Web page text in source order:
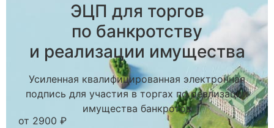
ЭЦП для торгов
по банкротству
и реализации имущества
Усиленная квалифицированная электронная
подпись для участия в торгах по реализации
имущества банкротов
от 2900 ₽